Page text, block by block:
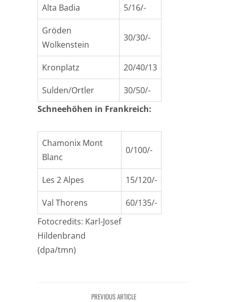
Alta Badia 5/16/-
Gröden
Wolkenstein
30/30/-
Kronplatz 20/40/13
Sulden/Ortler
30/50/-
Schneehöhen in Frankreich:
Chamonix Mont
Blanc
0/100/-
Les 2 Alpes 15/120/-
Val Thorens
60/135/-
Fotocredits: Karl-Josef
Hildenbrand
(dpa/tmn)
PREVIOUS ARTICLE